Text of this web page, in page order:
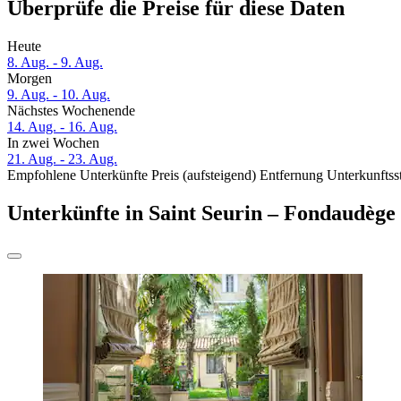
Überprüfe die Preise für diese Daten
Heute
8. Aug. - 9. Aug.
Morgen
9. Aug. - 10. Aug.
Nächstes Wochenende
14. Aug. - 16. Aug.
In zwei Wochen
21. Aug. - 23. Aug.
Empfohlene Unterkünfte Preis (aufsteigend) Entfernung
Unterkünfte in Saint Seurin – Fondaudège